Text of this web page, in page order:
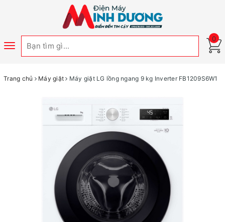
Toggle
0
Trang chủ Máy giặt Máy giặt LG lồng ngang 9 kg Inverter FB1209S6W1